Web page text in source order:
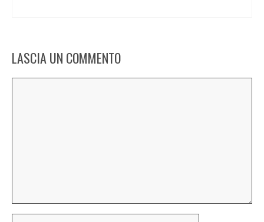
LASCIA UN COMMENTO